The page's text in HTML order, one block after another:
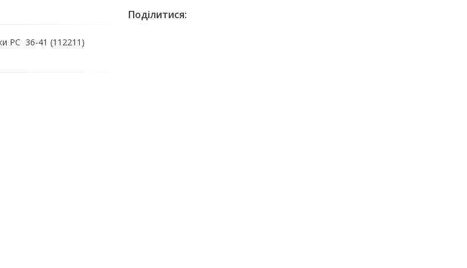
РС 36-41 (112211)
Поділитися: